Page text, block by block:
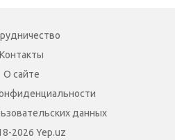
Контакты
О сайте
данных
2026 Yep.uz